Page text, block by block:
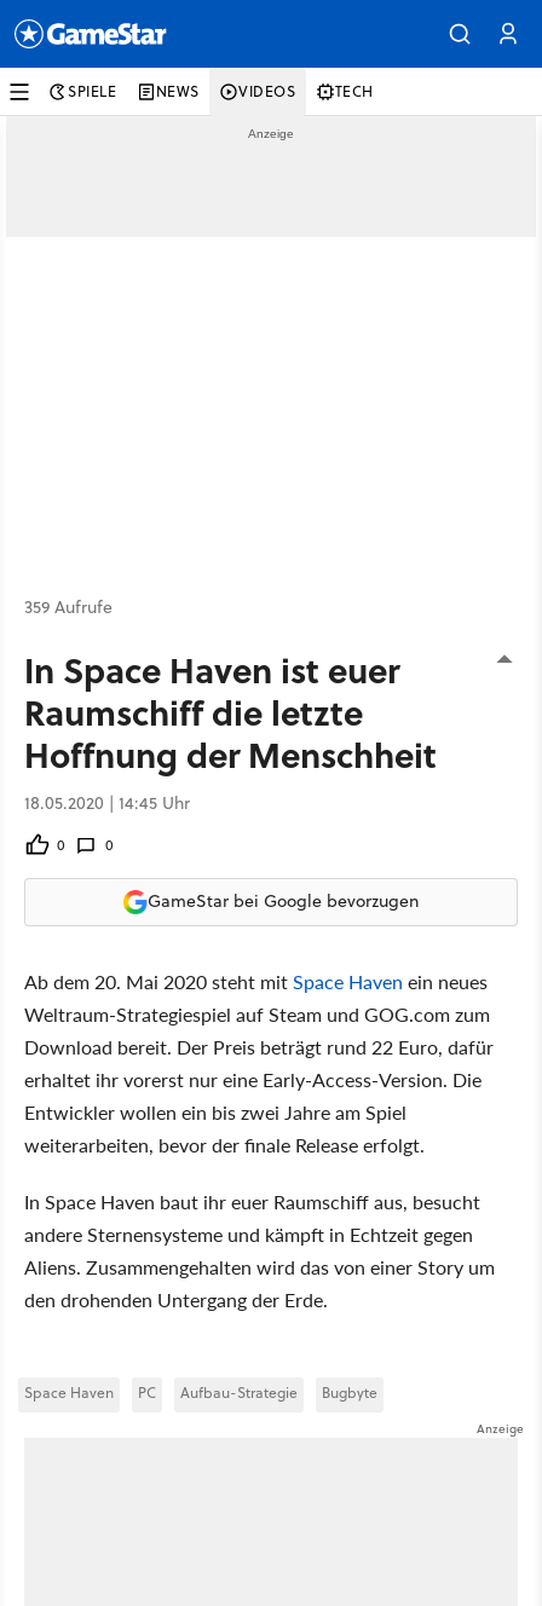
SPIELE NEWS VIDEOS TECH
359 Aufrufe
In Space Haven ist euer
Raumschiff die letzte
Hoffnung der Menschheit
18.05.2020 | 14:45 Uhr
0 0
GameStar bei Google bevorzugen
Ab dem 20. Mai 2020 steht mitSpace Haven ein neues
Weltraum-Strategiespiel auf Steam und GOG.com zum
Download bereit. Der Preis beträgt rund 22 Euro, dafür
erhaltet ihr vorerst nur eine Early-Access-Version. Die
Entwickler wollen ein bis zwei Jahre am Spiel
weiterarbeiten, bevor der finale Release erfolgt.
In Space Haven baut ihr euer Raumschiff aus, besucht
andere Sternensysteme und kämpft in Echtzeit gegen
Aliens. Zusammengehalten wird das von einer Story um
den drohenden Untergang der Erde.
Space Haven PC Aufbau-Strategie Bugbyte